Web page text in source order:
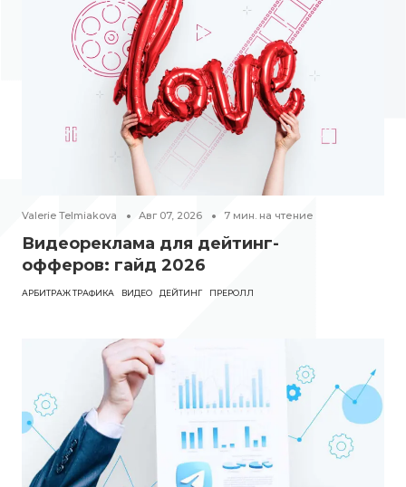
Valerie Telmiakova Авг 07, 2026 7 мин. на чтение
Видеореклама для дейтинг-
офферов: гайд 2026
АРБИТРАЖ ТРАФИКА ВИДЕО ДЕЙТИНГ ПРЕРОЛЛ